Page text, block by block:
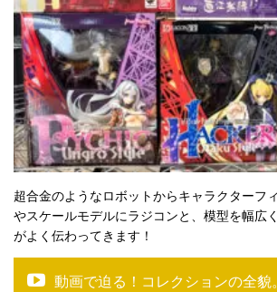
超合金のようなロボットからキャラクターフ
やスケールモデルにラジコンと、模型を幅広
がよく伝わってきます！
動画で迫る！コレクションの全貌。